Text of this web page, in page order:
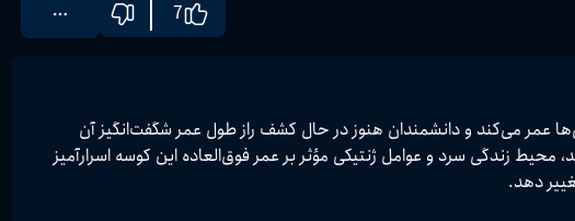
7
کوسه گرینلند به‌عنوان پیرترین موجود زنده شناخته‌شده روی زمین، قرن‌ها عمر می‌کند و دانشمندان هنوز در حال کشف راز طول عمر شگفت‌انگیز آن
هستند. در این مطلب با ویژگی‌های زیستی منحصربه‌فرد، متابولیسم کند، محیط زندگی سرد و عوامل ژنتیکی مؤثر بر عمر فوق‌العاده این کوسه اسرارآمیز